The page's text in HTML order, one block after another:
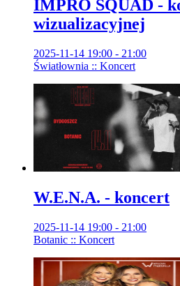
IMPRO SQUAD -
wizualizacyjnej
2025-11-14 19:00 - 21:00
Światłownia :: Koncert
W.E.N.A. - koncert
2025-11-14 19:00 - 21:00
Botanic :: Koncert